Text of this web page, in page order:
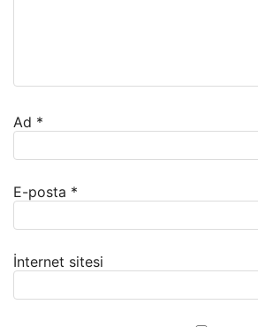
Ad *
E-posta *
İnternet sitesi